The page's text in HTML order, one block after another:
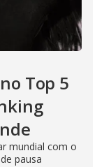
Top 5
mundial com o
pausa